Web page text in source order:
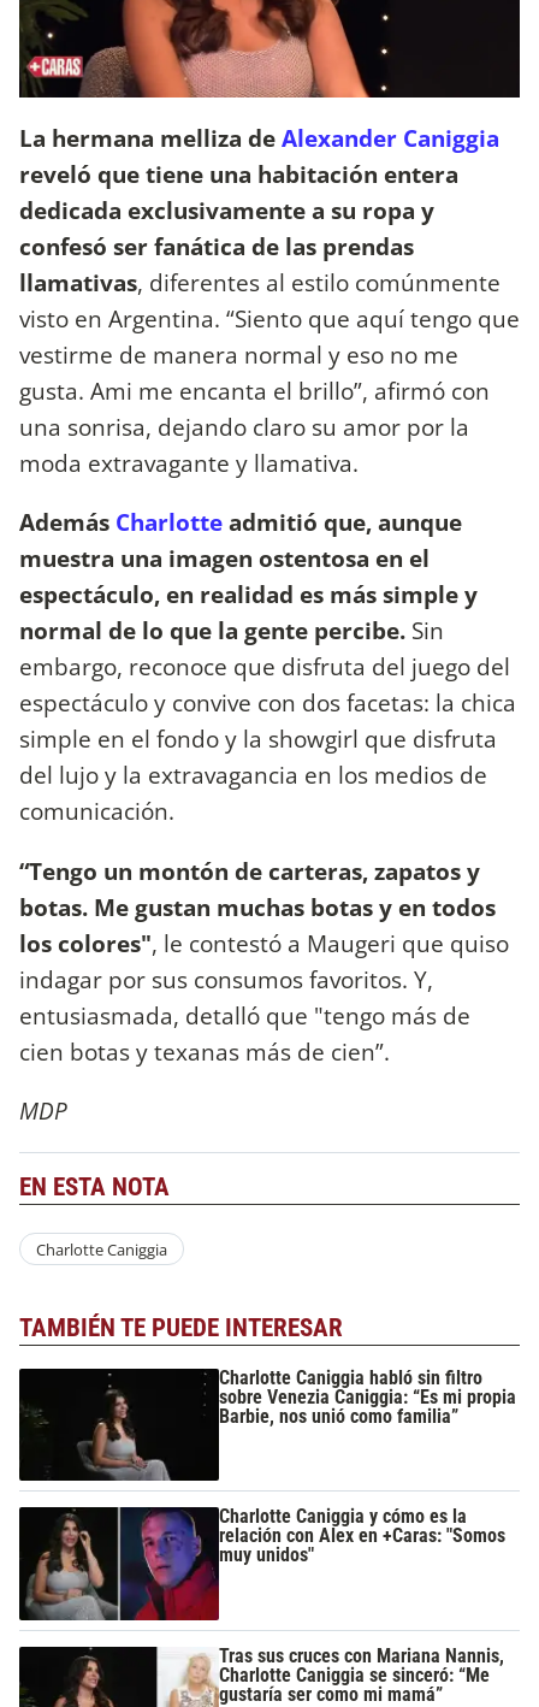
La hermana melliza deAlexander Caniggia
reveló que tiene una habitación entera
dedicada exclusivamente a su ropa y
confesó ser fanática de las prendas
llamativas, diferentes al estilo comúnmente
visto en Argentina. “Siento que aquí tengo que
vestirme de manera normal y eso no me
gusta. Ami me encanta el brillo”, afirmó con
una sonrisa, dejando claro su amor por la
moda extravagante y llamativa.
Además Charlotteadmitió que, aunque
muestra una imagen ostentosa en el
espectáculo, en realidad es más simple y
normal de lo que la gente percibe. Sin
embargo, reconoce que disfruta del juego del
espectáculo y convive con dos facetas: la chica
simple en el fondo y la showgirl que disfruta
del lujo y la extravagancia en los medios de
comunicación.
“Tengo un montón de carteras, zapatos y
botas. Me gustan muchas botas y en todos
los colores", le contestó a Maugeri que quiso
indagar por sus consumos favoritos. Y,
entusiasmada, detalló que "tengo más de
cien botas y texanas más de cien”.
MDP
EN ESTA NOTA
Charlotte Caniggia
TAMBIÉN TE PUEDE INTERESAR
Charlotte Caniggia habló sin filtro
sobre Venezia Caniggia: “Es mi propia
Barbie, nos unió como familia”
Charlotte Caniggia y cómo es la
relación con Alex en +Caras: "Somos
muy unidos"
Tras sus cruces con Mariana Nannis,
Charlotte Caniggia se sinceró: “Me
gustaría ser como mi mamá”